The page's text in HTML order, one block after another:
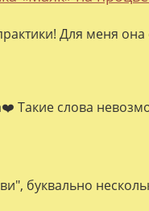
Для меня
Такие слова
буквально